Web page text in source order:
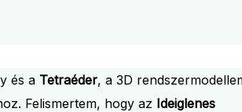
és a Tetraéder, a 3D
Felismertem, hogy az Ideiglenes